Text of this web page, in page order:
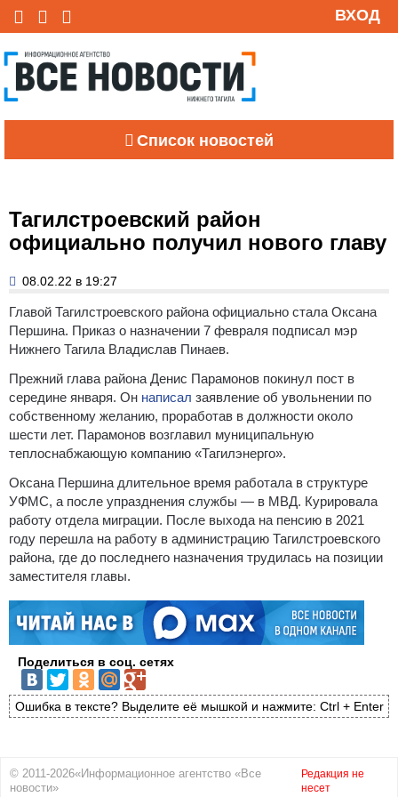
ВХОД
Список новостей
Тагилстроевский район
официально получил нового главу
08.02.22 в 19:27
Главой Тагилстроевского района официально стала Оксана
Першина. Приказ о назначении 7 февраля подписал мэр
Нижнего Тагила Владислав Пинаев.
Прежний глава района Денис Парамонов покинул пост в
середине января. Он написал заявление об увольнении по
собственному желанию, проработав в должности около
шести лет. Парамонов возглавил муниципальную
теплоснабжающую компанию «Тагилэнерго».
Оксана Першина длительное время работала в структуре
УФМС, а после упразднения службы — в МВД. Курировала
работу отдела миграции. После выхода на пенсию в 2021
году перешла на работу в администрацию Тагилстроевского
района, где до последнего назначения трудилась на позиции
заместителя главы.
Поделиться в соц. сетях
Ошибка в тексте? Выделите её мышкой и нажмите: Ctrl + Enter
© 2011-2026«Информационное агентство «Все
новости»
Редакция не
несет